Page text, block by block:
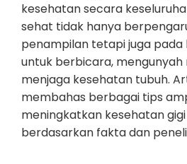
kesehatan secara
sehat tidak hanya
penampilan tetapi juga
untuk berbicara, mengunyah
menjaga kesehatan tubuh.
membahas berbagai tips
meningkatkan kesehatan
berdasarkan fakta dan